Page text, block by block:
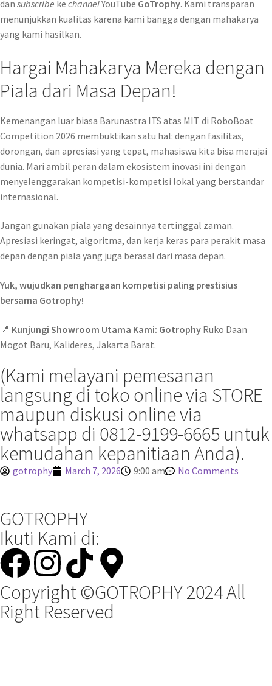
dan subscribe ke channelYouTube GoTrophy. Kami transparan
menunjukkan kualitas karena kami bangga dengan mahakarya
yang kami hasilkan.
Hargai Mahakarya Mereka dengan
Piala dari Masa Depan!
Kemenangan luar biasa Barunastra ITS atas MIT di RoboBoat
Competition 2026 membuktikan satu hal: dengan fasilitas,
dorongan, dan apresiasi yang tepat, mahasiswa kita bisa merajai
dunia. Mari ambil peran dalam ekosistem inovasi ini dengan
menyelenggarakan kompetisi-kompetisi lokal yang berstandar
internasional.
Jangan gunakan piala yang desainnya tertinggal zaman.
Apresiasi keringat, algoritma, dan kerja keras para perakit masa
depan dengan piala yang juga berasal dari masa depan.
Yuk, wujudkan penghargaan kompetisi paling prestisius
bersama Gotrophy!
📍 Kunjungi Showroom Utama Kami: Gotrophy Ruko Daan
Mogot Baru, Kalideres, Jakarta Barat.
(Kami melayani pemesanan
langsung di toko online via STORE
maupun diskusi online via
whatsapp di 0812-9199-6665 untuk
kemudahan kepanitiaan Anda).
gotrophy March 7, 2026 9:00 am No Comments
GOTROPHY
Ikuti Kami di:
Copyright ©GOTROPHY 2024 All
Right Reserved